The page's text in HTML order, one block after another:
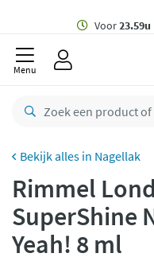
Menu
Nagellak
Rimmel
SuperShine
Yeah! 8 ml